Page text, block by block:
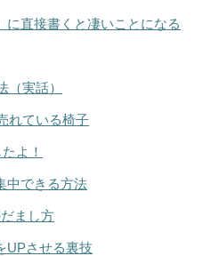
に直接書くと凄いことになる
（実話）
れている椅子
よ！
中できる方法
まし方
UPさせる裏技